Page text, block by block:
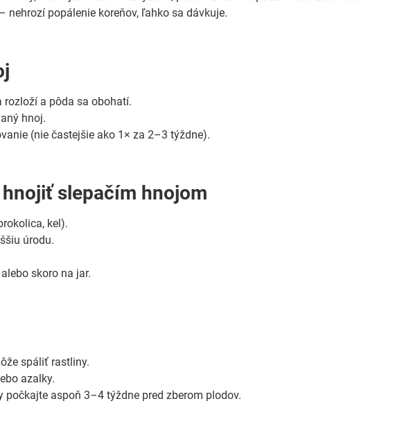
nehrozí popálenie koreňov, ľahko sa dávkuje.
a pôda sa obohatí.
hnoj.
(nie častejšie ako 1× za 2–3 týždne).
slepačím hnojom
kel).
úrodu.
skoro na jar.
spáliť rastliny.
azalky.
aspoň 3–4 týždne pred zberom plodov.